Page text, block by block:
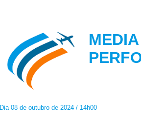
Dia 08 de outubro de 2024 / 14h00